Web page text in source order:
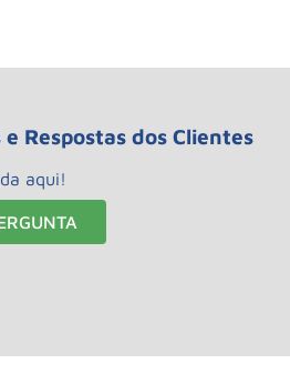
Respostas dos Clientes
aqui!